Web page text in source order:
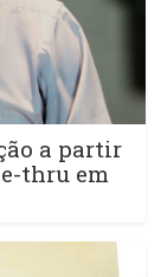
a partir
thru em